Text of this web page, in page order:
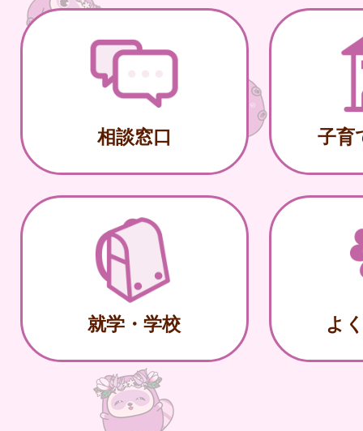
相談窓口 子育
就学・学校 よ